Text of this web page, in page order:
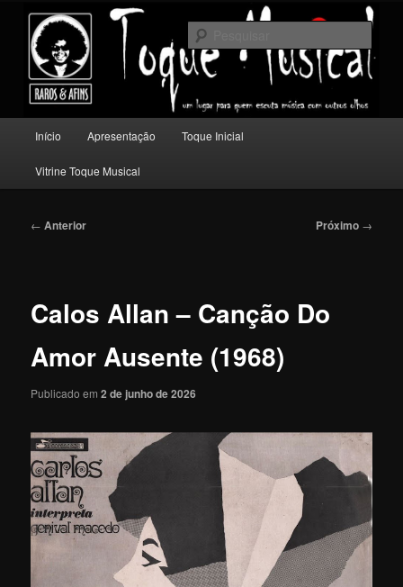
conteúdo
principalToque Musical
Um lugar para quem escuta música com outros olhos.
principal
Início Apresentação Toque Inicial
Vitrine Toque Musical
Navegação
← Anterior Próximo →
Calos Allan – Canção Do
Amor Ausente (1968)
Publicado em2 de junho de 2026